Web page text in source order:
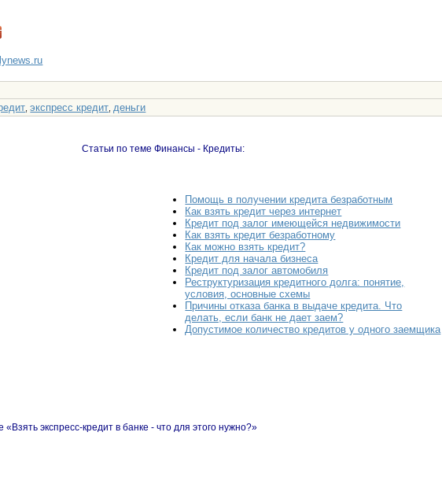
,экспресс кредит деньги
Статьи по теме Финансы - Кредиты:
Помощь в получении кредита безработным
Как взять кредит через интернет
Кредит под залог имеющейся недвижимости
Как взять кредит безработному
Как можно взять кредит?
Кредит для начала бизнеса
Кредит под залог автомобиля
Реструктуризация кредитного долга: понятие,
условия, основные схемы
Причины отказа банка в выдаче кредита. Что
делать, если банк не дает заем?
Допустимое количество кредитов у одного заемщика
экспресс-кредит в банке - что для этого нужно?»